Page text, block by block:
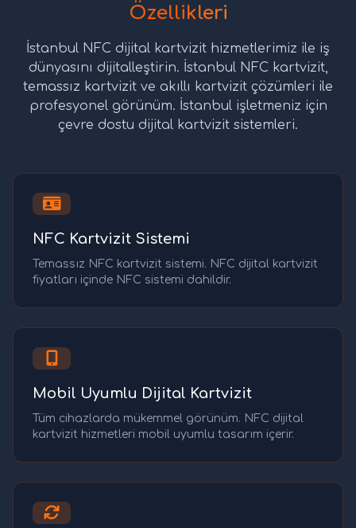
Özellikleri
İstanbul NFC dijital kartvizit hizmetlerimiz ile iş
dünyasını dijitalleştirin. İstanbul NFC kartvizit,
temassız kartvizit ve akıllı kartvizit çözümleri ile
profesyonel görünüm. İstanbul işletmeniz için
çevre dostu dijital kartvizit sistemleri.
NFC Kartvizit Sistemi
Temassız NFC kartvizit sistemi. NFC dijital kartvizit
fiyatları içinde NFC sistemi dahildir.
Mobil Uyumlu Dijital Kartvizit
Tüm cihazlarda mükemmel görünüm. NFC dijital
kartvizit hizmetleri mobil uyumlu tasarım içerir.